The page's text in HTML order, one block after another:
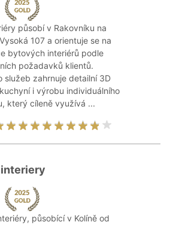
působí v Rakovníku na
107 a orientuje se na
bytových interiérů podle
požadavků klientů.
služeb zahrnuje detailní 3D
i výrobu individuálního
který cíleně využívá ...
působící v Kolíně od